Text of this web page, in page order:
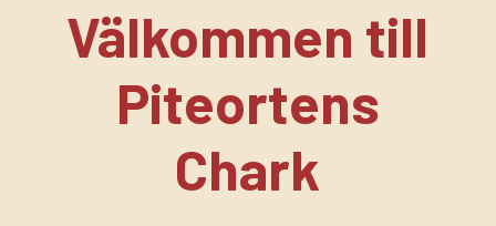
Välkommen till
Piteortens
Chark